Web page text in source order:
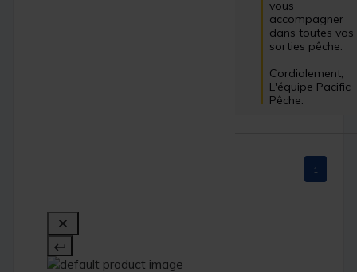
vous
accompagner
dans toutes vos
sorties pêche.
Cordialement,
L'équipe Pacific
Pêche.
1